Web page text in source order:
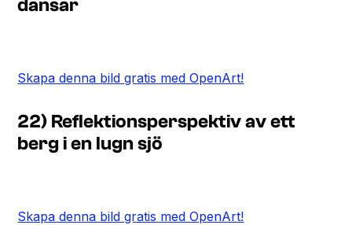
dansar
Skapa denna bild gratis med OpenArt!
22) Reflektionsperspektiv av ett
berg i en lugn sjö
Skapa denna bild gratis med OpenArt!